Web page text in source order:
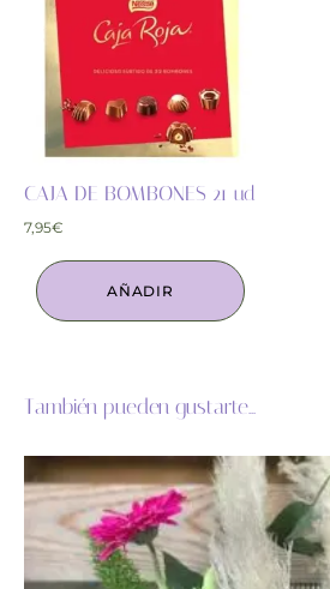
CAJA DE BOMBONES 21 ud
7,95€
AÑADIR
También pueden gustarte...